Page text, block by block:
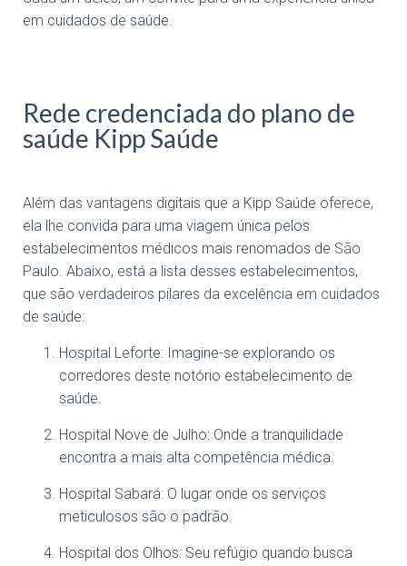
em cuidados de saúde.
Rede credenciada do plano de
saúde Kipp Saúde
Além das vantagens digitais que a Kipp Saúde oferece,
ela lhe convida para uma viagem única pelos
estabelecimentos médicos mais renomados de São
Paulo. Abaixo, está a lista desses estabelecimentos,
que são verdadeiros pilares da excelência em cuidados
de saúde:
Hospital Leforte: Imagine-se explorando os
corredores deste notório estabelecimento de
saúde.
Hospital Nove de Julho: Onde a tranquilidade
encontra a mais alta competência médica.
Hospital Sabará: O lugar onde os serviços
meticulosos são o padrão.
Hospital dos Olhos: Seu refúgio quando busca